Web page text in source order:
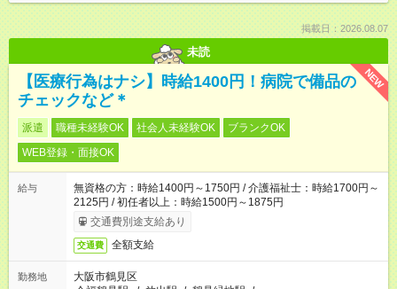
掲載日：2026.08.07
未読
NEW
【医療行為はナシ】時給1400円！病院で備品の
チェックなど＊
派遣 職種未経験OK 社会人未経験OK
ブランクOK
WEB登録・面接OK
給与
無資格の方：時給1400円～1750円 / 介護福祉士：時給1700円～
2125円 / 初任者以上：時給1500円～1875円
交通費別途支給あり
交通費 全額支給
勤務地
大阪市鶴見区